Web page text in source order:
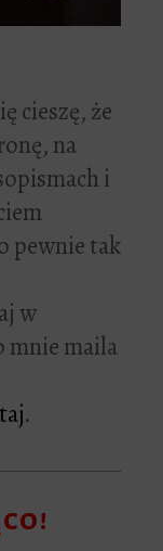
cieszę, że
na
i
pewnie tak
w
mnie maila
.